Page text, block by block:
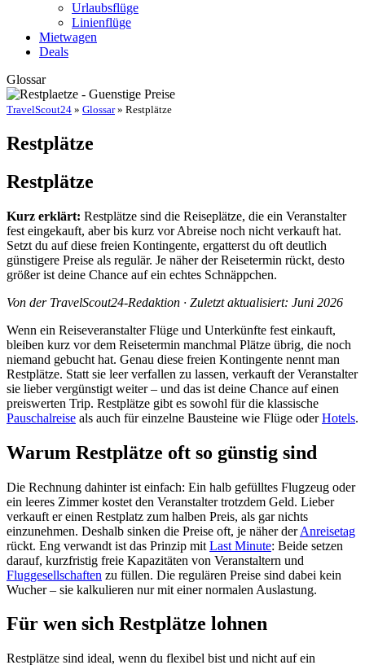
Urlaubsflüge
Linienflüge
Mietwagen
Deals
Glossar
TravelScout24 » Glossar» Restplätze
Restplätze
Restplätze
Kurz erklärt: Restplätze sind die Reiseplätze, die ein Veranstalter
fest eingekauft, aber bis kurz vor Abreise noch nicht verkauft hat.
Setzt du auf diese freien Kontingente, ergatterst du oft deutlich
günstigere Preise als regulär. Je näher der Reisetermin rückt, desto
größer ist deine Chance auf ein echtes Schnäppchen.
Von der TravelScout24-Redaktion · Zuletzt aktualisiert: Juni 2026
Wenn ein Reiseveranstalter Flüge und Unterkünfte fest einkauft,
bleiben kurz vor dem Reisetermin manchmal Plätze übrig, die noch
niemand gebucht hat. Genau diese freien Kontingente nennt man
Restplätze. Statt sie leer verfallen zu lassen, verkauft der Veranstalter
sie lieber vergünstigt weiter – und das ist deine Chance auf einen
preiswerten Trip. Restplätze gibt es sowohl für die klassische
Pauschalreise als auch für einzelne Bausteine wie Flüge oderHotels.
Warum Restplätze oft so günstig sind
Die Rechnung dahinter ist einfach: Ein halb gefülltes Flugzeug oder
ein leeres Zimmer kostet den Veranstalter trotzdem Geld. Lieber
verkauft er einen Restplatz zum halben Preis, als gar nichts
einzunehmen. Deshalb sinken die Preise oft, je näher derAnreisetag
rückt. Eng verwandt ist das Prinzip mit Last Minute: Beide setzen
darauf, kurzfristig freie Kapazitäten von Veranstaltern und
Fluggesellschaften zu füllen. Die regulären Preise sind dabei kein
Wucher – sie kalkulieren nur mit einer normalen Auslastung.
Für wen sich Restplätze lohnen
Restplätze sind ideal, wenn du flexibel bist und nicht auf ein